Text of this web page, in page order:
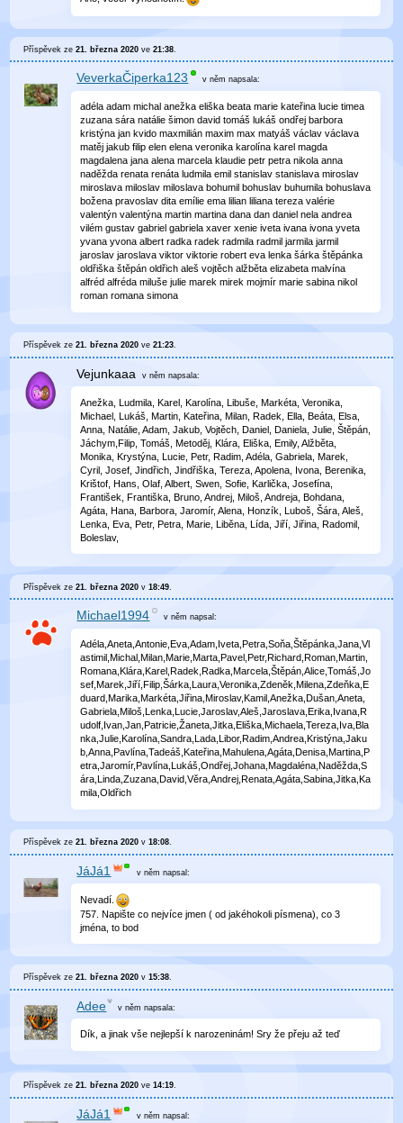
Příspěvek ze21. března 2020 ve21:38
VeverkaČiperka123 v němnapsala:
adéla adam michal anežka eliška beata marie kateřina lucie timea
zuzana sára natálie šimon david tomáš lukáš ondřej barbora
kristýna jan kvido maxmilián maxim max matyáš václav václava
matěj jakub filip elen elena veronika karolína karel magda
magdalena jana alena marcela klaudie petr petra nikola anna
naděžda renata renáta ludmila emil stanislav stanislava miroslav
miroslava miloslav miloslava bohumil bohuslav buhumila bohuslava
božena pravoslav dita emílie ema lilian liliana tereza valérie
valentýn valentýna martin martina dana dan daniel nela andrea
vilém gustav gabriel gabriela xaver xenie iveta ivana ivona yveta
yvana yvona albert radka radek radmila radmil jarmila jarmil
jaroslav jaroslava viktor viktorie robert eva lenka šárka štěpánka
oldřiška štěpán oldřich aleš vojtěch alžběta elizabeta malvína
alfréd alfréda miluše julie marek mirek mojmír marie sabina nikol
roman romana simona
Příspěvek ze21. března 2020 ve21:23.
Vejunkaaa v něm napsala:
Anežka, Ludmila, Karel, Karolína, Libuše, Markéta, Veronika,
Michael, Lukáš, Martin, Kateřina, Milan, Radek, Ella, Beáta, Elsa,
Anna, Natálie, Adam, Jakub, Vojtěch, Daniel, Daniela, Julie, Štěpán,
Jáchym,Filip, Tomáš, Metoděj, Klára, Eliška, Emily, Alžběta,
Monika, Krystýna, Lucie, Petr, Radim, Adéla, Gabriela, Marek,
Cyril, Josef, Jindřich, Jindřiška, Tereza, Apolena, Ivona, Berenika,
Krištof, Hans, Olaf, Albert, Swen, Sofie, Karlička, Josefína,
František, Františka, Bruno, Andrej, Miloš, Andreja, Bohdana,
Agáta, Hana, Barbora, Jaromír, Alena, Honzík, Luboš, Šára, Aleš,
Lenka, Eva, Petr, Petra, Marie, Liběna, Lída, Jiří, Jiřina, Radomil,
Boleslav,
Příspěvek ze21. března 2020 v18:49
Michael1994 v němnapsal:
Adéla,Aneta,Antonie,Eva,Adam,Iveta,Petra,Soňa,Štěpánka,Jana,Vl
astimil,Michal,Milan,Marie,Marta,Pavel,Petr,Richard,Roman,Martin,
Romana,Klára,Karel,Radek,Radka,Marcela,Štěpán,Alice,Tomáš,Jo
sef,Marek,Jiří,Filip,Šárka,Laura,Veronika,Zdeněk,Milena,Zdeňka,E
duard,Marika,Markéta,Jiřina,Miroslav,Kamil,Anežka,Dušan,Aneta,
Gabriela,Miloš,Lenka,Lucie,Jaroslav,Aleš,Jaroslava,Erika,Ivana,R
udolf,Ivan,Jan,Patricie,Žaneta,Jitka,Eliška,Michaela,Tereza,Iva,Bla
nka,Julie,Karolína,Sandra,Lada,Libor,Radim,Andrea,Kristýna,Jaku
b,Anna,Pavlína,Tadeáš,Kateřina,Mahulena,Agáta,Denisa,Martina,P
etra,Jaromír,Pavlína,Lukáš,Ondřej,Johana,Magdaléna,Naděžda,S
ára,Linda,Zuzana,David,Věra,Andrej,Renata,Agáta,Sabina,Jitka,Ka
mila,Oldřich
Příspěvek ze21. března 2020 v18:08.
JáJá1 v něm napsal:
Nevadí.
757. Napište co nejvíce jmen ( od jakéhokoli písmena), co 3
jména, to bod
Příspěvek ze21. března 2020 v15:38
Adee v něm napsala:
Dík, a jinak vše nejlepší k narozeninám! Sry že přeju až teď
Příspěvek ze21. března 2020 ve14:19.
JáJá1 v něm napsal: